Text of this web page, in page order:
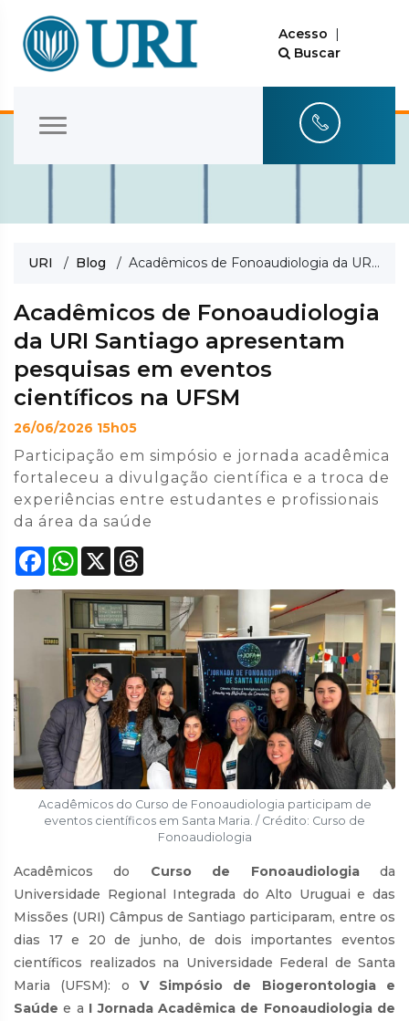
Acesso |
Buscar
URI / Blog / Acadêmicos de Fonoaudiologia da URI Santiago apresentam pesquisas em eventos científicos na UFSM
Acadêmicos de Fonoaudiologia
da URI Santiago apresentam
pesquisas em eventos
científicos na UFSM
26/06/2026 15h05
Participação em simpósio e jornada acadêmica
fortaleceu a divulgação científica e a troca de
experiências entre estudantes e profissionais
da área da saúde
Facebook
WhatsApp
X Threads
Acadêmicos do Curso de Fonoaudiologia participam de
eventos científicos em Santa Maria. / Crédito: Curso de
Fonoaudiologia
Acadêmicos do Curso de Fonoaudiologiada
Universidade Regional Integrada do Alto Uruguai e das
Missões (URI) Câmpus de Santiago participaram, entre os
dias 17 e 20 de junho, de dois importantes eventos
científicos realizados na Universidade Federal de Santa
Maria (UFSM): o V Simpósio de Biogerontologia e
Saúde e a I Jornada Acadêmica de Fonoaudiologia de